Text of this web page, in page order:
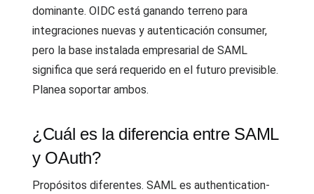
dominante. OIDC está ganando terreno para
integraciones nuevas y autenticación consumer,
pero la base instalada empresarial de SAML
significa que será requerido en el futuro previsible.
Planea soportar ambos.
¿Cuál es la diferencia entre SAML
y OAuth?
Propósitos diferentes. SAML es authentication-